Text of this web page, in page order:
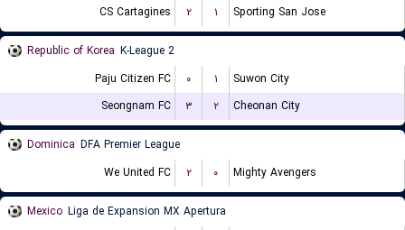
CS Cartagines
۲ ۱ Sporting San Jose
Republic of Korea K-League 2
Paju Citizen FC
۰ ۱
Suwon City
Seongnam FC
۳ ۲ Cheonan City
Dominica DFA Premier League
We United FC
۲ ۰ Mighty Avengers
Mexico Liga de Expansion MX Apertura